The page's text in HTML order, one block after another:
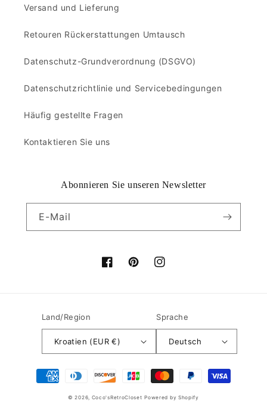
Versand und Lieferung
Retouren Rückerstattungen Umtausch
Datenschutz-Grundverordnung (DSGVO)
Datenschutzrichtlinie und Servicebedingungen
Häufig gestellte Fragen
Kontaktieren Sie uns
Abonnieren Sie unseren Newsletter
E-Mail
FacebookPinterestInstagram
Land/Region
Kroatien (EUR €)
Sprache
Deutsch
Zahlungsmethoden
© 2026, Coco'sRetroCloset Powered by Shopify